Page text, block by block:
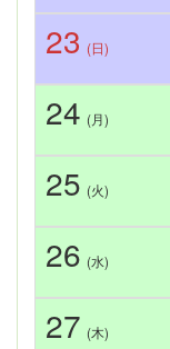
23 (日)
24 (月)
25 (火)
26 (水)
27 (木)